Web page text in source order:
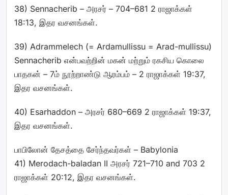
38) Sennacherib – அரசர் – 704–681 2 ராஜாக்கள்
18:13, இதர வசனங்கள்.
39) Adrammelech (= Ardamullissu = Arad-mullissu)
Sennacherib என்பவற்றின் மகன் மற்றும் ரகசிய கொலை
பாதகன் – 7ம் நூற்றாண்டு ஆரம்பம் – 2 ராஜாக்கள் 19:37,
இதர வசனங்கள்.
40) Esarhaddon – அரசர் 680–669 2 ராஜாக்கள் 19:37,
இதர வசனங்கள்.
பாபிலோன் தேசத்தை சேர்ந்தவர்கள் – Babylonia
41) Merodach-baladan II அரசர் 721–710 and 703 2
ராஜாக்கள் 20:12, இதர வசனங்கள்.